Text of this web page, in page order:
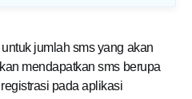
jumlah sms yang akan
mendapatkan sms berupa
pada aplikasi